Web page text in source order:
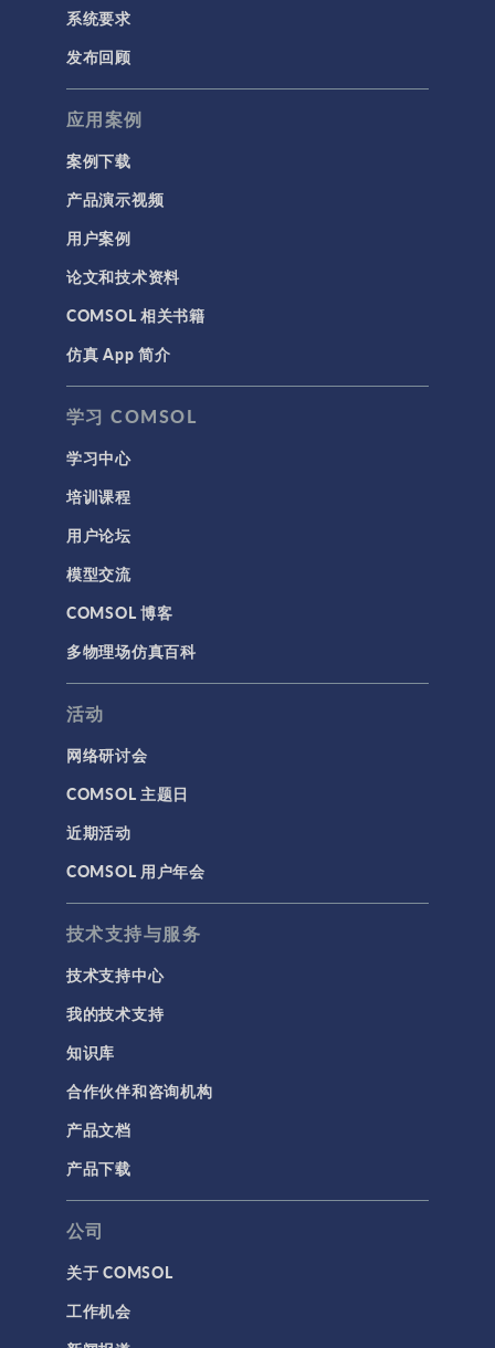
系统要求
发布回顾
应用案例
案例下载
产品演示视频
用户案例
论文和技术资料
COMSOL 相关书籍
仿真 App 简介
学习 COMSOL
学习中心
培训课程
用户论坛
模型交流
COMSOL 博客
多物理场仿真百科
活动
网络研讨会
COMSOL 主题日
近期活动
COMSOL 用户年会
技术支持与服务
技术支持中心
我的技术支持
知识库
合作伙伴和咨询机构
产品文档
产品下载
公司
关于 COMSOL
工作机会